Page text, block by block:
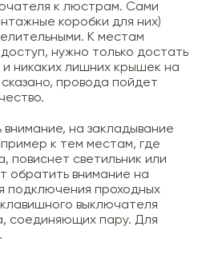
к люстрам. Сами
коробки для них)
К местам
нужно только достать
никаких лишних крышек на
провода пойдет
на закладывание
к тем местам, где
повиснет светильник или
обратить внимание на
подключения проходных
выключателя
соединяющих пару. Для